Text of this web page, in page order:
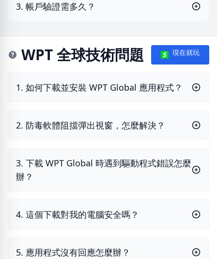
3. 帳戶驗證需多久？
WPT 全球技術問題 現在就玩
1. 如何下載並安裝 WPT Global 應用程式？
2. 防毒軟體阻擋彈出視窗，怎麼解決？
3. 下載 WPT Global 時遇到驅動程式錯誤怎麼
辦？
4. 這個下載對我的電腦安全嗎？
5. 應用程式沒有回應怎麼辦？